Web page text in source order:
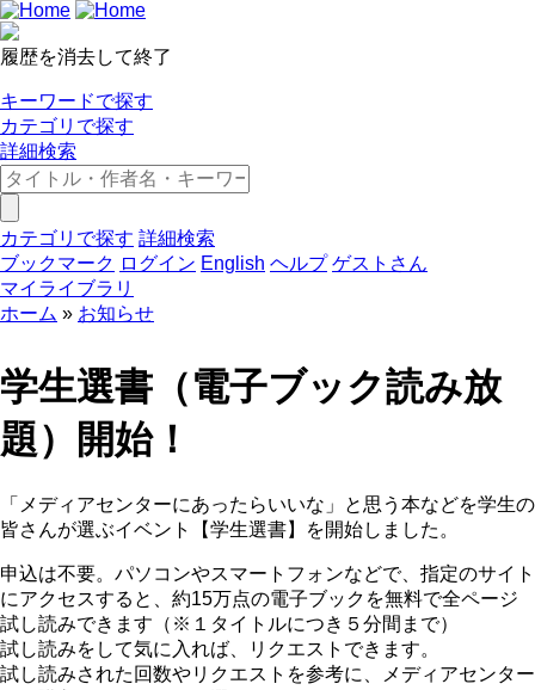
履歴を消去して終了
キーワードで探す
カテゴリで探す
詳細検索
カテゴリで探す 詳細検索
ブックマーク ログイン English ヘルプ ゲストさん
マイライブラリ
ホーム
お知らせ
学生選書（電子ブック読み放
題）開始！
「メディアセンターにあったらいいな」と思う本などを学生の
皆さんが選ぶイベント【学生選書】を開始しました。
申込は不要。パソコンやスマートフォンなどで、指定のサイト
にアクセスすると、約15万点の電子ブックを無料で全ページ
試し読みできます（※１タイトルにつき５分間まで）
試し読みをして気に入れば、リクエストできます。
試し読みされた回数やリクエストを参考に、メディアセンター